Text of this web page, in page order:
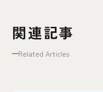
関連記事
Related Articles